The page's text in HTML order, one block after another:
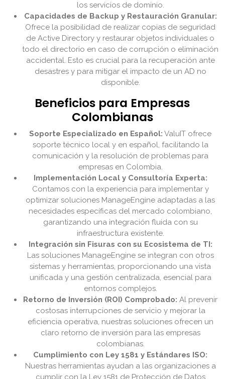
los servicios de dominio.
Capacidades de Backup y Restauración Granular:
Ofrece la posibilidad de realizar copias de seguridad
de Active Directory y restaurar objetos individuales o
todo el directorio en caso de corrupción o eliminación
accidental. Esto es crucial para la recuperación ante
desastres y para mitigar el impacto de un AD no
disponible.
Beneficios para Empresas
Colombianas
Soporte Especializado en Español: ValuIT ofrece
soporte técnico local y en español, facilitando la
comunicación y la resolución de problemas para
empresas en Colombia.
Implementación Local y Consultoría Experta:
Contamos con la experiencia para implementar y
optimizar soluciones ManageEngine adaptadas a las
necesidades específicas del mercado colombiano,
garantizando una integración fluida con su
infraestructura existente.
Integración sin Fisuras con su Ecosistema de TI:
Las soluciones ManageEngine se integran con otros
sistemas y herramientas, proporcionando una vista
unificada y una gestión centralizada, esencial para
entornos complejos.
Retorno de Inversión (ROI) Comprobado: Al prevenir
costosas interrupciones de servicio y mejorar la
eficiencia operativa, nuestras soluciones ofrecen un
claro retorno de inversión para las empresas
colombianas.
Cumplimiento con Ley 1581 y Estándares ISO:
Nuestras herramientas ayudan a las organizaciones a
cumplir con la Ley 1581 de Protección de Datos